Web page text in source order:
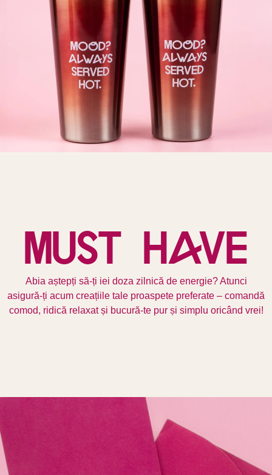
Must have
Abia aștepți să-ți iei doza zilnică de energie? Atunci
asigură-ți acum creațiile tale proaspete preferate – comandă
comod, ridică relaxat și bucură-te pur și simplu oricând vrei!